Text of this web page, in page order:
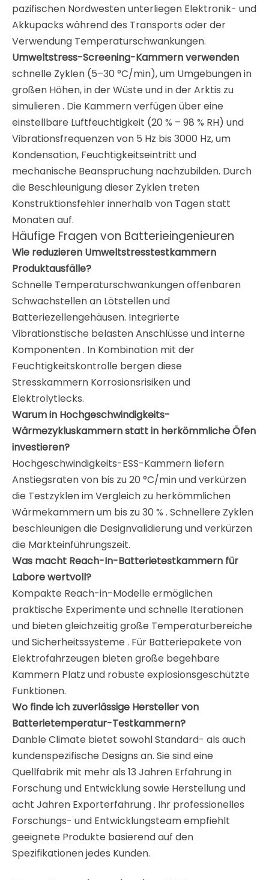
pazifischen Nordwesten unterliegen Elektronik- und
Akkupacks während des Transports oder der
Verwendung Temperaturschwankungen.
Umweltstress-Screening-Kammern verwenden
schnelle Zyklen (5–30 °C/min), um Umgebungen in
großen Höhen, in der Wüste und in der Arktis zu
simulieren. Die Kammern verfügen über eine
einstellbare Luftfeuchtigkeit (20 % – 98 % RH) und
Vibrationsfrequenzen von 5 Hz bis 3000 Hz,um
Kondensation, Feuchtigkeitseintritt und
mechanische Beanspruchung nachzubilden. Durch
die Beschleunigung dieser Zyklen treten
Konstruktionsfehler innerhalb von Tagen statt
Monaten auf.
Häufige Fragen von Batterieingenieuren
Wie reduzieren Umweltstresstestkammern
Produktausfälle?
Schnelle Temperaturschwankungen offenbaren
Schwachstellen an Lötstellen und
Batteriezellengehäusen. Integrierte
Vibrationstische belasten Anschlüsse und interne
Komponenten. In Kombination mit der
Feuchtigkeitskontrolle bergen diese
Stresskammern Korrosionsrisiken und
Elektrolytlecks.
Warum in Hochgeschwindigkeits-
Wärmezykluskammern statt in herkömmliche Öfen
investieren?
Hochgeschwindigkeits-ESS-Kammern liefern
Anstiegsraten von bis zu 20 °C/minund verkürzen
die Testzyklen im Vergleich zu herkömmlichen
Wärmekammern um bis zu 30 % . Schnellere Zyklen
beschleunigen die Designvalidierung und verkürzen
die Markteinführungszeit.
Was macht Reach-In-Batterietestkammern für
Labore wertvoll?
Kompakte Reach-in-Modelle ermöglichen
praktische Experimente und schnelle Iterationen
und bieten gleichzeitig große Temperaturbereiche
und Sicherheitssysteme . Für Batteriepakete von
Elektrofahrzeugen bieten große begehbare
Kammern Platz und robuste explosionsgeschützte
Funktionen.
Wo finde ich zuverlässige Hersteller von
Batterietemperatur-Testkammern?
Danble Climate bietet sowohl Standard- als auch
kundenspezifische Designs an. Sie sind eine
Quellfabrik mit mehr als 13 Jahren Erfahrung in
Forschung und Entwicklung sowie Herstellung und
acht Jahren Exporterfahrung. Ihr professionelles
Forschungs- und Entwicklungsteam empfiehlt
geeignete Produkte basierend auf den
Spezifikationen jedes Kunden.